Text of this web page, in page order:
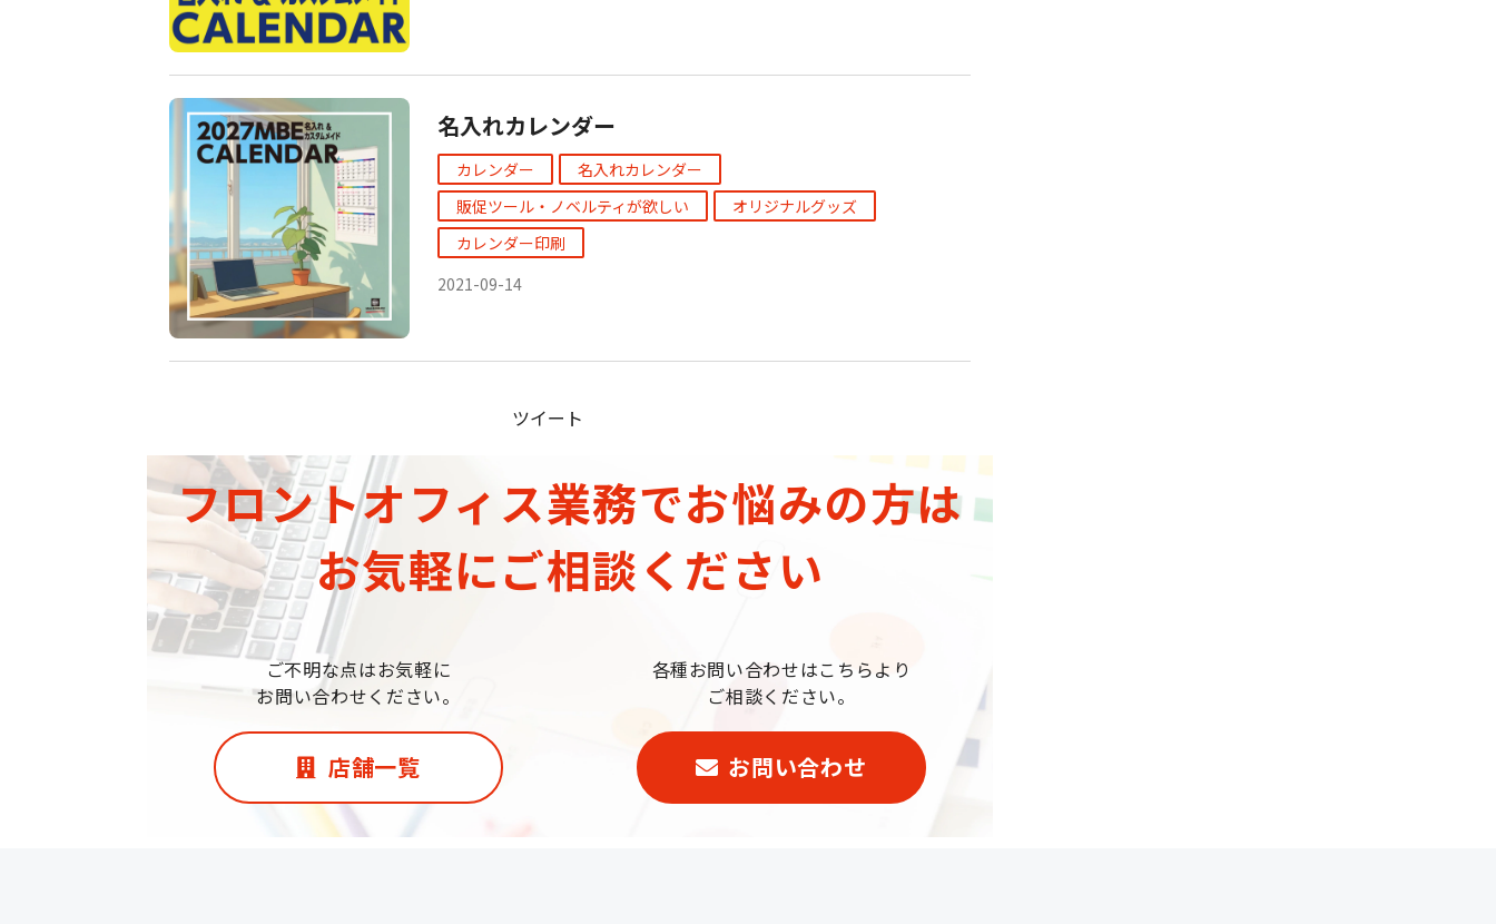
名入れカレンダー
カレンダー
名入れカレンダー
販促ツール・ノベルティが欲しい
オリジナルグッズ
カレンダー印刷
2021-09-14
ツイート
フロントオフィス業務でお悩みの方は
お気軽にご相談ください
ご不明な点はお気軽に
お問い合わせください。
店舗一覧
各種お問い合わせはこちらより
ご相談ください。
お問い合わせ